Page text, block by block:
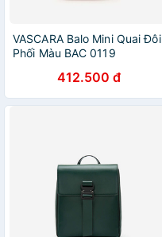
VASCARA Balo Mini Quai Đôi
Phối Màu BAC 0119
412.500 đ